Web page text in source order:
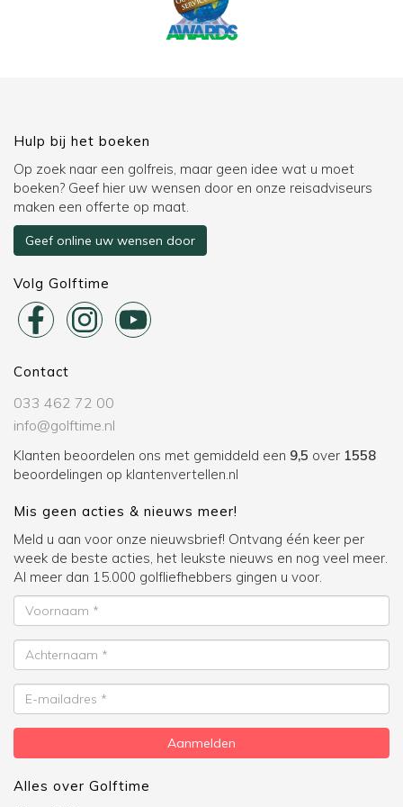
Hulp bij het boeken
Op zoek naar een golfreis, maar geen idee wat u moet
boeken? Geef hier uw wensen door en onze reisadviseurs
maken een offerte op maat.
Geef online uw wensen door
Volg Golftime
Contact
033 462 72 00
info@golftime.nl
Klanten beoordelen ons met gemiddeld een 9,5 over 1558
beoordelingen op klantenvertellen.nl
Mis geen acties & nieuws meer!
Meld u aan voor onze nieuwsbrief! Ontvang één keer per
week de beste acties, het leukste nieuws en nog veel meer.
Al meer dan 15.000 golfliefhebbers gingen u voor.
Voornaam
Achternaam
E-
mailadres
Aanmelden
Alles over Golftime